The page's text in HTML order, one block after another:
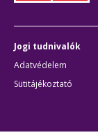
Jogi tudnivalók
Adatvédelem
Sütitájékoztató